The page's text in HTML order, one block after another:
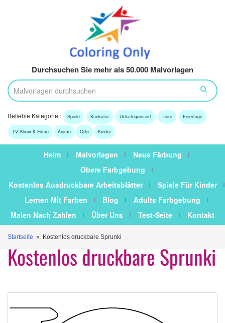
Durchsuchen Sie mehr als 50.000 Malvorlagen
Beliebte Kategorie : Spiele Karikatur Unkategorisiert Tiere Feiertage
TV Show & Filme Anime Orte Kinder
Heim Malvorlagen
Neue Färbung
Obere Farbgebung
Kostenlos Ausdruckbare Arbeitsblätter
Spiele Für Kinder
Lernen Mit Farben
Blog
Adults Farbgebung
Malen Nach Zahlen
Über Uns Test-Seite Kontakt
Startseite » Kostenlos druckbare Sprunki
Kostenlos druckbare Sprunki